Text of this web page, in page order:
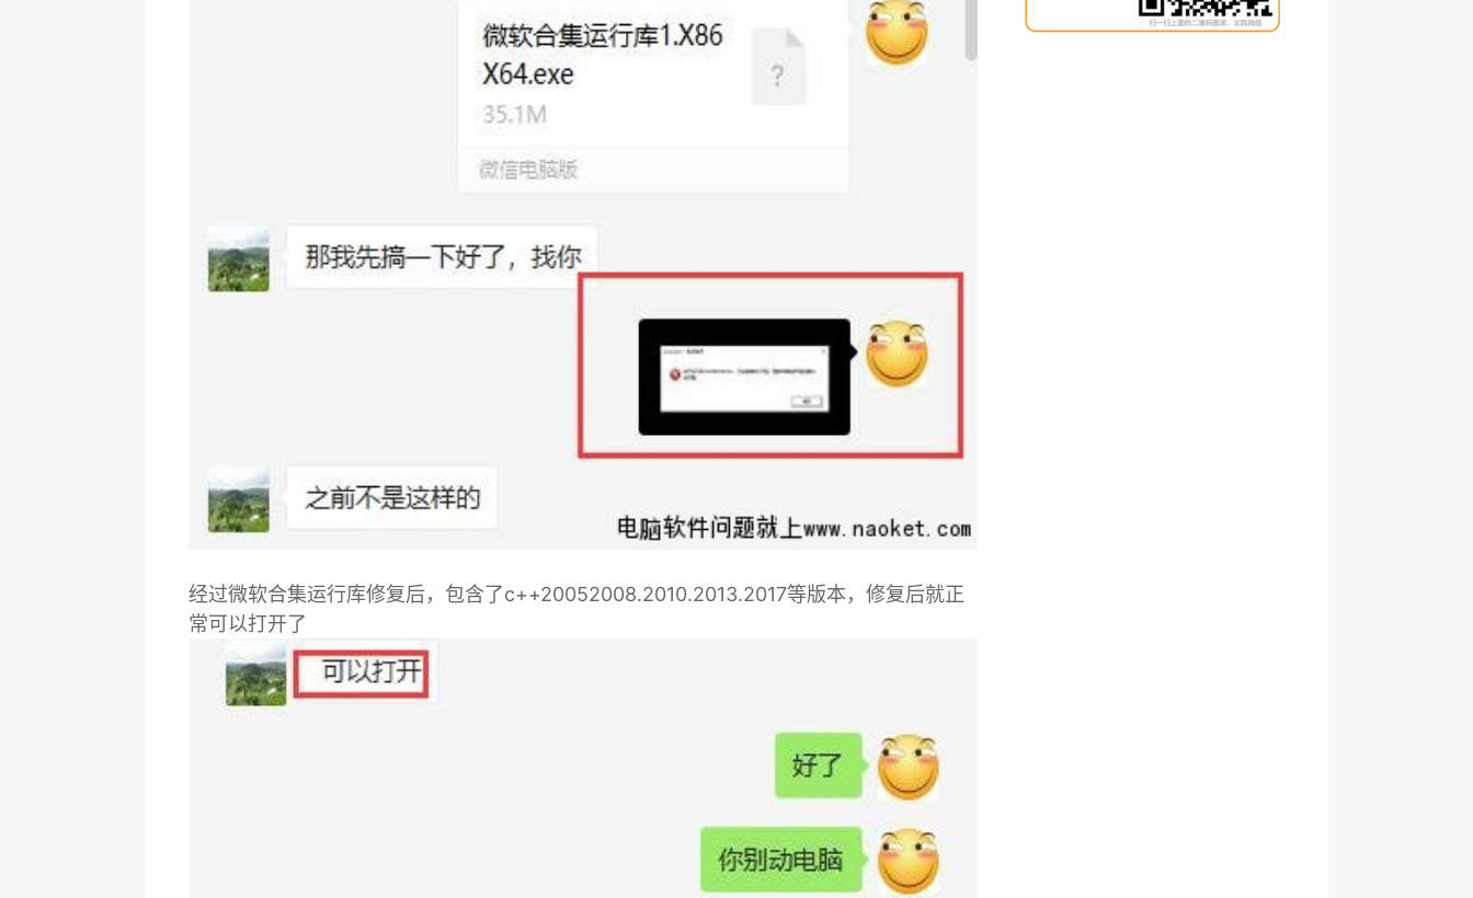
经过微软合集运行库修复后，包含了c++20052008.2010.2013.2017等版本，修复后就正
常可以打开了